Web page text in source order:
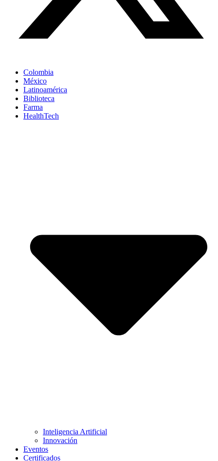
Colombia
México
Latinoamérica
Biblioteca
Farma
HealthTech
Inteligencia Artificial
Innovación
Eventos
Certificados